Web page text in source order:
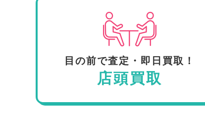
目の前で査定・即日買取！
店頭買取